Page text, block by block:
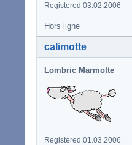
Registered 03.02.2006
Hors ligne
calimotte
Lombric Marmotte
Registered 01.03.2006